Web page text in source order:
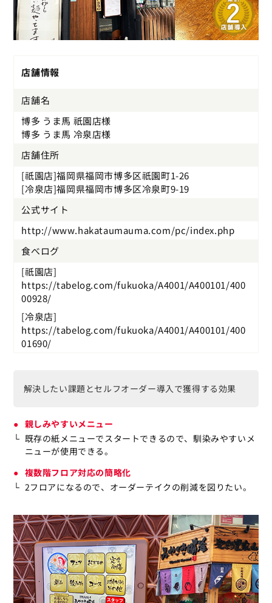
店舗情報
店舗名
博多 うま馬 祇園店様
博多 うま馬 冷泉店様
店舗住所
[祇園店]福岡県福岡市博多区祇園町1-26
[冷泉店]福岡県福岡市博多区冷泉町9-19
公式サイト
http://www.hakataumauma.com/pc/index.php
食べログ
[祇園店]
https://tabelog.com/fukuoka/A4001/A400101/400
00928/
[冷泉店]
https://tabelog.com/fukuoka/A4001/A400101/400
01690/
解決したい課題とセルフオーダー導入で獲得する効果
親しみやすいメニュー
既存の紙メニューでスタートできるので、馴染みやすいメ
ニューが使用できる。
複数階フロア対応の簡略化
2フロアになるので、オーダーテイクの削減を図りたい。